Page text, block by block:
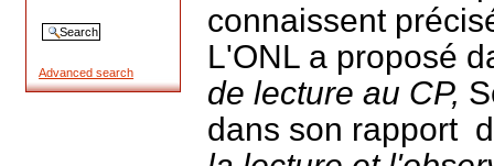
Advanced search
connaissent
L'ONL a proposé
de lecture au CP,
dans son rapport